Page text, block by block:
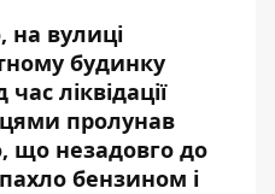
на вулиці
будинку
ліквідації
пролунав
що незадовго до
бензином і